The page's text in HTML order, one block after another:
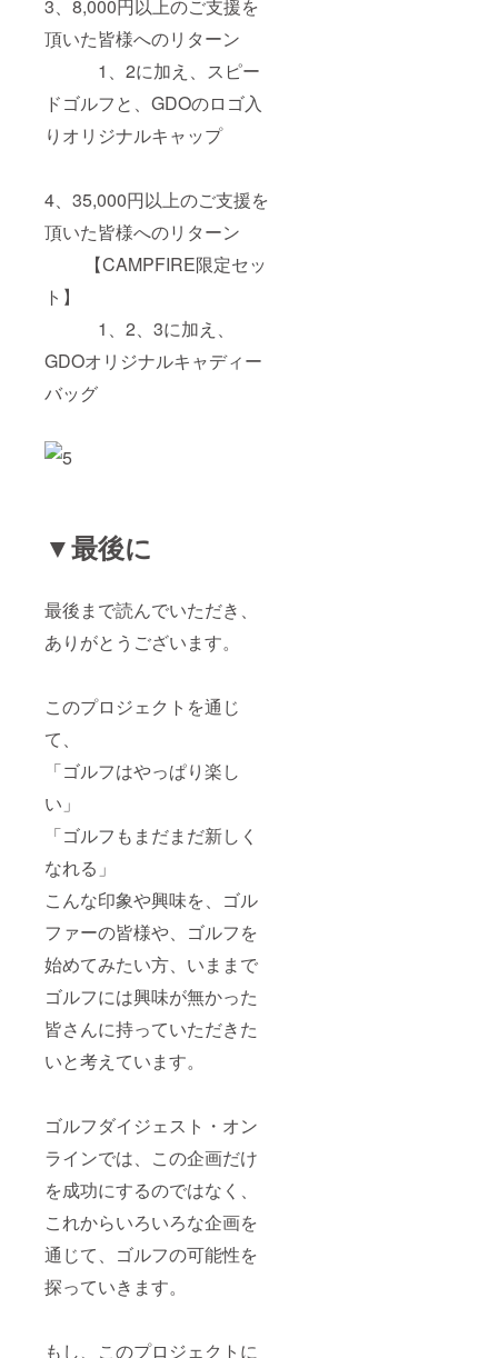
3、8,000円以上のご支援を
頂いた皆様へのリターン
1、2に加え、スピー
ドゴルフと、GDOのロゴ入
りオリジナルキャップ
4、35,000円以上のご支援を
頂いた皆様へのリターン
【CAMPFIRE限定セッ
ト】
1、2、3に加え、
GDOオリジナルキャディー
バッグ
▼最後に
最後まで読んでいただき、
ありがとうございます。
このプロジェクトを通じ
て、
「ゴルフはやっぱり楽し
い」
「ゴルフもまだまだ新しく
なれる」
こんな印象や興味を、ゴル
ファーの皆様や、ゴルフを
始めてみたい方、いままで
ゴルフには興味が無かった
皆さんに持っていただきた
いと考えています。
ゴルフダイジェスト・オン
ラインでは、この企画だけ
を成功にするのではなく、
これからいろいろな企画を
通じて、ゴルフの可能性を
探っていきます。
もし、このプロジェクトに